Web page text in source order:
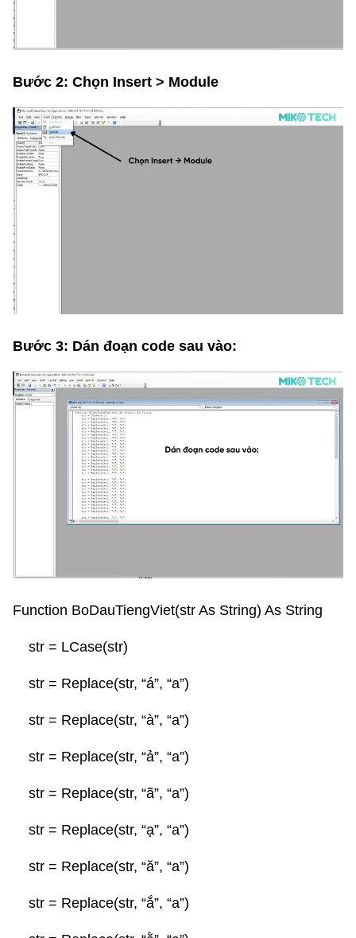
TRANG CHỦ
GIỚI THIỆU
THIẾT KẾ WEBSITE
DỊCH VỤ
Bước 2: Chọn Insert > Module
Bước 3: Dán đoạn code sau vào:
Function BoDauTiengViet(str As String) As String
str = LCase(str)
str = Replace(str, “á”, “a”)
str = Replace(str, “à”, “a”)
str = Replace(str, “ả”, “a”)
str = Replace(str, “ã”, “a”)
str = Replace(str, “ạ”, “a”)
str = Replace(str, “ă”, “a”)
str = Replace(str, “ắ”, “a”)